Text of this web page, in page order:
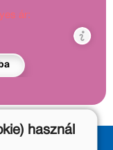
újabb
meg.
ár:
használ